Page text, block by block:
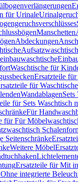
für Urinale
Manschetten
Abdeckungen
Waschtische für
Ersatzteile für
für
Wandablagen
für Sets Waschtisch
Für
für Für
Seitenschränke
Weitere Möbel
Ersatzteile für Mit
integrierte